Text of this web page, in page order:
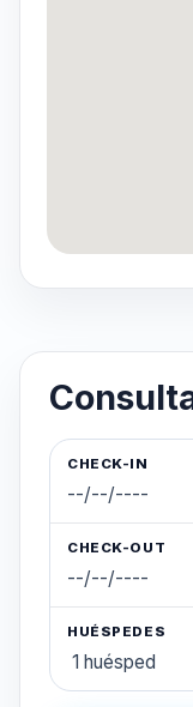
CHECK-IN
CHECK-OUT
HUÉSPEDES